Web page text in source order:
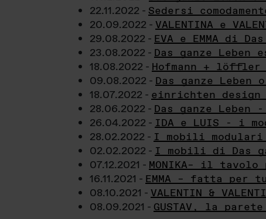
22.11.2022 - Sedersi
20.09.2022 - VALENTINA e
29.08.2022 - EVA e EMMA di
23.08.2022 - Das ganze
18.08.2022 - Hofmann + löffler
09.08.2022 - Das ganze
18.07.2022 - einrichten design
28.06.2022 - Das ganze
26.04.2022 - IDA e LUIS - i
28.02.2022 - I mobili modulari
02.02.2022 - I mobili di Das
07.12.2021 - MONIKA– il
16.11.2021 - EMMA – fatta per
08.10.2021 - VALENTIN &
08.09.2021 - GUSTAV, la